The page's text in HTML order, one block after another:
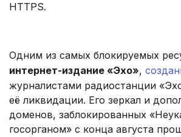
HTTPS.
Одним из самых блокируемых
интернет-издание «Эхо»,
журналистами радиостанции
её ликвидации. Его зеркал и
доменов, заблокированных
госорганом» с конца августа